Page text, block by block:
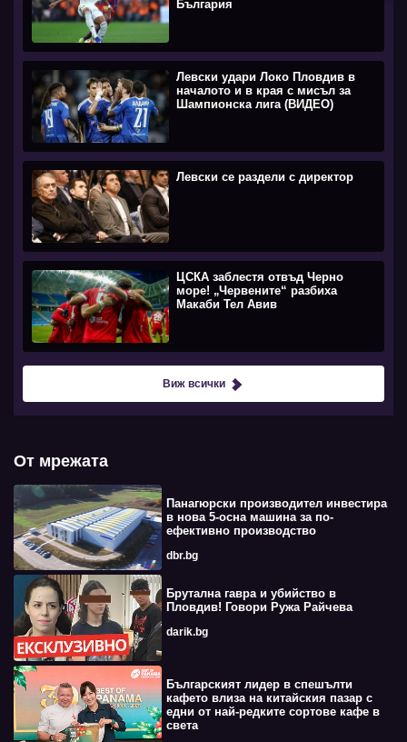
България
Левски удари Локо Пловдив в
началото и в края с мисъл за
Шампионска лига (ВИДЕО)
Левски се раздели с директор
ЦСКА заблестя отвъд Черно
море! „Червените“ разбиха
Макаби Тел Авив
Виж всички
От мрежата
Панагюрски производител инвестира
в нова 5-осна машина за по-
ефективно производство
dbr.bg
Брутална гавра и убийство в
Пловдив! Говори Ружа Райчева
darik.bg
Българският лидер в спешълти
кафето влиза на китайския пазар с
едни от най-редките сортове кафе в
света